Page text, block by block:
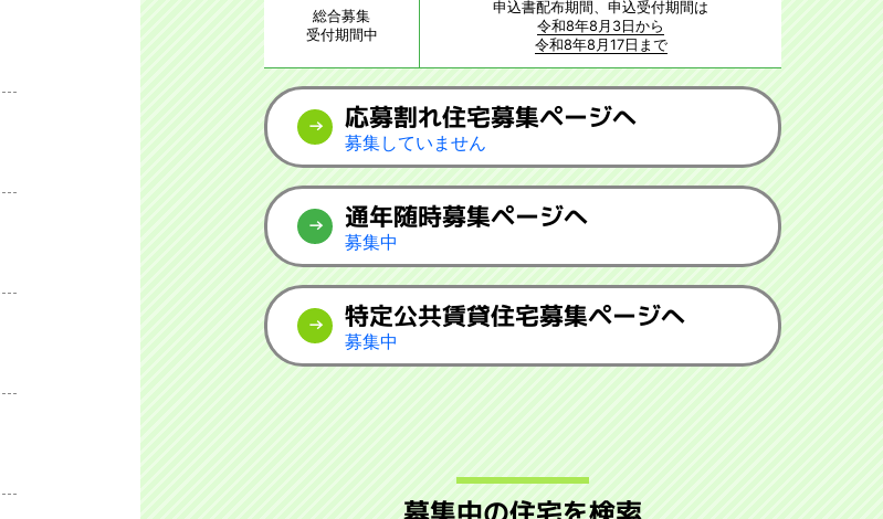
総合募集
受付期間中
申込書配布期間、申込受付期間は
令和8年8月3日から
令和8年8月17日まで
応募割れ住宅募集ページへ
募集していません
通年随時募集ページへ
募集中
特定公共賃貸住宅募集ページへ
募集中